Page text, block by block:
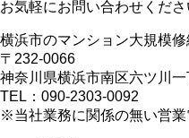
お気軽にお問い合わせくださ
横浜市のマンション大規模
〒232-0066
神奈川県横浜市南区六ツ川
TEL：090-2303-0092
※当社業務に関係の無い営業